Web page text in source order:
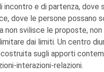
incontro e di partenza, dove
dove le persone possano
non svilisce le proposte, non
dai limiti. Un centro
costruita sugli apporti
interazioni-relazioni.